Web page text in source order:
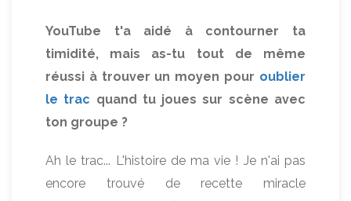
YouTube t'a aidé à contourner ta
timidité, mais as-tu tout de même
réussi à trouver un moyen pour oublier
le trac quand tu joues sur scène avec
ton groupe ?
Ah le trac... L'histoire de ma vie ! Je n'ai pas
encore trouvé de recette miracle